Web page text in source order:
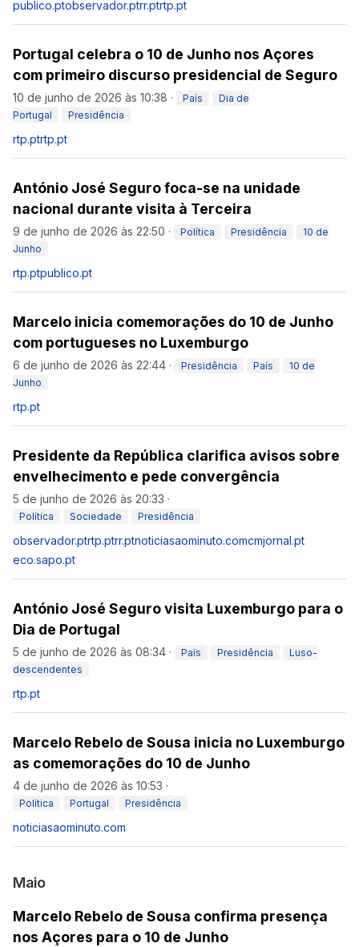
publico.ptobservador.ptrr.ptrtp.pt
Portugal celebra o 10 de Junho nos Açores
com primeiro discurso presidencial de Seguro
10 de junho de 2026 às 10:38 · País
Dia de
Portugal
Presidência
rtp.ptrtp.pt
António José Seguro foca-se na unidade
nacional durante visita à Terceira
9 de junho de 2026 às 22:50 · Política Presidência
10 de
Junho
rtp.ptpublico.pt
Marcelo inicia comemorações do 10 de Junho
com portugueses no Luxemburgo
6 de junho de 2026 às 22:44 · Presidência País
10 de
Junho
rtp.pt
Presidente da República clarifica avisos sobre
envelhecimento e pede convergência
5 de junho de 2026 às 20:33 ·
Política Sociedade Presidência
observador.ptrtp.ptrr.ptnoticiasaominuto.comcmjornal.pt
eco.sapo.pt
António José Seguro visita Luxemburgo para o
Dia de Portugal
5 de junho de 2026 às 08:34 · País Presidência
Luso-
descendentes
rtp.pt
Marcelo Rebelo de Sousa inicia no Luxemburgo
as comemorações do 10 de Junho
4 de junho de 2026 às 10:53 ·
Política Portugal Presidência
noticiasaominuto.com
Maio
Marcelo Rebelo de Sousa confirma presença
nos Açores para o 10 de Junho